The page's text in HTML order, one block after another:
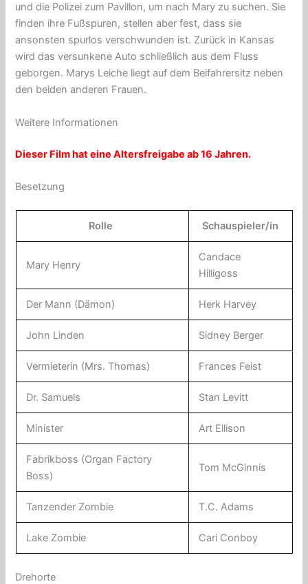
und die Polizei zum Pavillon, um nach Mary zu suchen. Sie
finden ihre Fußspuren, stellen aber fest, dass sie
ansonsten spurlos verschwunden ist. Zurück in Kansas
wird das versunkene Auto schließlich aus dem Fluss
geborgen. Marys Leiche liegt auf dem Beifahrersitz neben
den beiden anderen Frauen.
Weitere Informationen
Dieser Film hat eine Altersfreigabe ab 16 Jahren.
Besetzung
Rolle Schauspieler/in
Mary Henry
Candace
Hilligoss
Der Mann (Dämon) Herk Harvey
John Linden Sidney Berger
Vermieterin (Mrs. Thomas) Frances Feist
Dr. Samuels Stan Levitt
Minister Art Ellison
Fabrikboss (Organ Factory
Boss)
Tom McGinnis
Tanzender Zombie T.C. Adams
Lake Zombie Cari Conboy
Drehorte